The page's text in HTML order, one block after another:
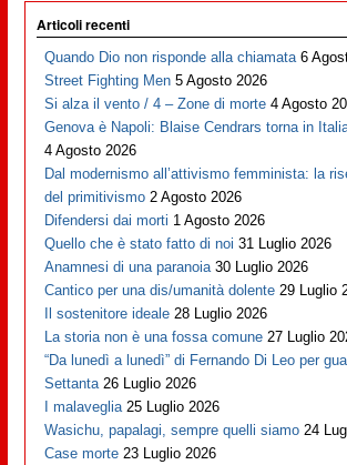
Articoli recenti
Quando Dio non risponde alla chiamata 6
Street Fighting Men 5 Agosto 2026
Si alza il vento / 4 – Zone di morte 4 Agosto
Genova è Napoli: Blaise Cendrars torna in
4 Agosto 2026
Dal modernismo all’attivismo femminista: la
del primitivismo 2 Agosto 2026
Difendersi dai morti 1 Agosto 2026
Quello che è stato fatto di noi 31 Luglio 2026
Anamnesi di una paranoia 30 Luglio 2026
Cantico per una dis/umanità dolente 29 Luglio
Il sostenitore ideale 28 Luglio 2026
La storia non è una fossa comune 27 Luglio
“Da lunedì a lunedì” di Fernando Di Leo per
Settanta 26 Luglio 2026
I malaveglia 25 Luglio 2026
Wasichu, papalagi, sempre quelli siamo 24
Case morte 23 Luglio 2026